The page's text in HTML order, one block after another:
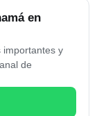
en
importantes y
de